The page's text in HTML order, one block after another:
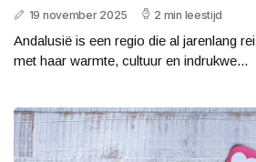
19 november 2025 2 min leestijd
Andalusië is een regio die al jarenlang
met haar warmte, cultuur en indrukwe...